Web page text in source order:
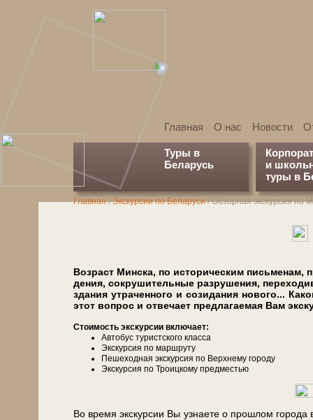
Главная О нас Новости
Туры в
Беларусь
и
туры в
Главная/Экскурсии по Беларуси/Обзорная экскурсия по
Возраст Мин­ска, по ис­то­ри­че­ским
де­ния, со­кру­ши­тель­ные раз­ру­ше­ния,
зда­ния утра­чен­но­го и со­зи­да­ния нового...
этот во­прос и от­ве­ча­ет пред­ла­га­е­мая Вам
Сто­и­мость экс­кур­сии вклю­ча­ет:
Автобус туристского клас­са
Экс­кур­сия по марш­ру­ту
Пе­ше­ход­ная экскурсия по Верх­не­му го­ро­ду
Экс­кур­сия по Троицкому предместью
Во вре­мя экс­кур­сии Вы узна­е­те о про­шлом